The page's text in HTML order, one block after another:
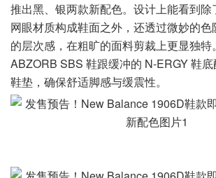
推出黑、银两款新配色。设计上能看到
网眼材质构成鞋面之外，还透过微妙的
的层次感，在粗旷的面料剪裁上更显独特
ABZORB SBS 鞋跟缓冲的 N-ERGY 鞋
鞋垫，确保舒适脚感与缓震性。